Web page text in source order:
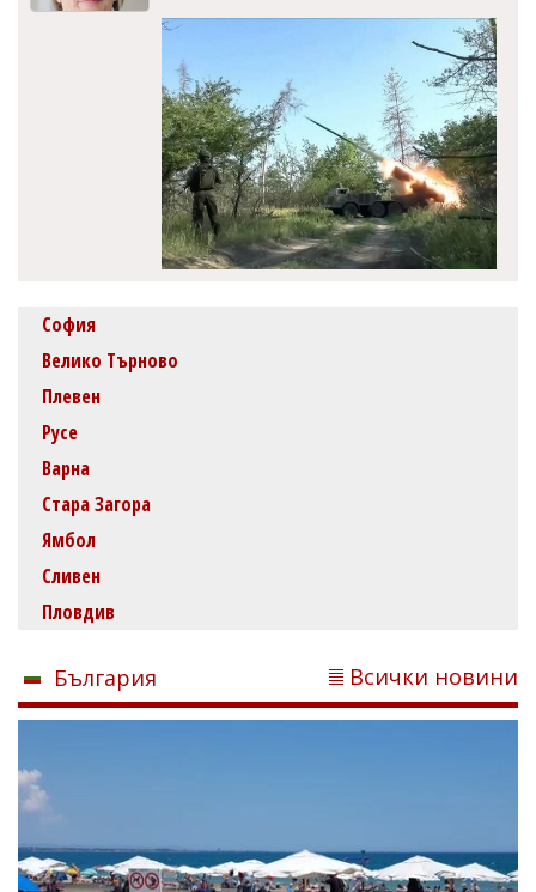
София
Велико Търново
Плевен
Русе
Варна
Стара Загора
Ямбол
Сливен
Пловдив
България Всички новини